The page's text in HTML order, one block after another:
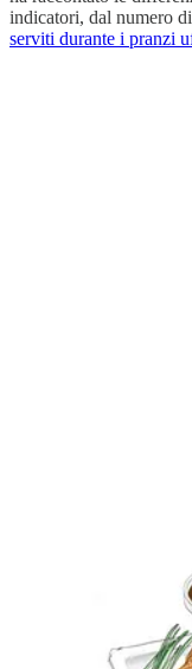
indicatori, dal numero
serviti durante i pranzi